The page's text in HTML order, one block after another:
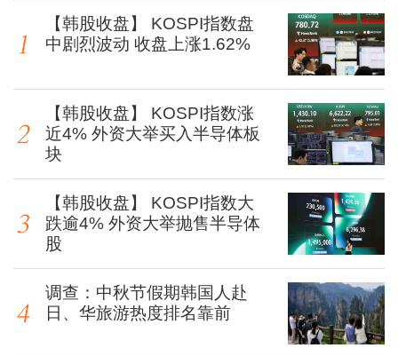
【韩股收盘】 KOSPI指数盘
中剧烈波动 收盘上涨1.62%
【韩股收盘】 KOSPI指数涨
近4% 外资大举买入半导体板
块
【韩股收盘】 KOSPI指数大
跌逾4% 外资大举抛售半导体
股
调查：中秋节假期韩国人赴
日、华旅游热度排名靠前